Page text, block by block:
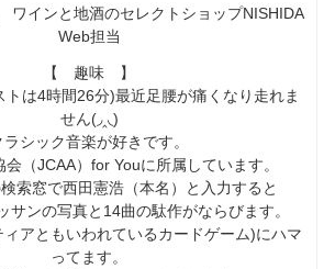
ンと地酒のセレクトショップNISHIDA
Web担当
【 趣味 】
トは4時間26分)最近足腰が痛くなり走れま
せん(◞‸◟)
ラシック音楽が好きです。
会（JCAA）for Youに所属しています。
索窓で西田憲浩（本名）と入力すると
サンの写真と14曲の駄作がならびます。
アともいわれているカードゲーム)にハマ
ってます。